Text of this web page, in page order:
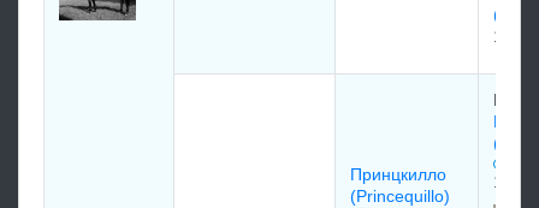
1930
Принцкилло
(Princequillo)
Lord
1928